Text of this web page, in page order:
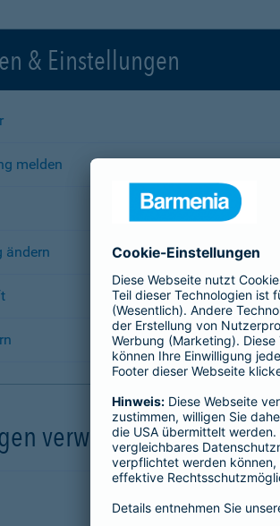
& Einstellungen
melden
ändern
verwalten